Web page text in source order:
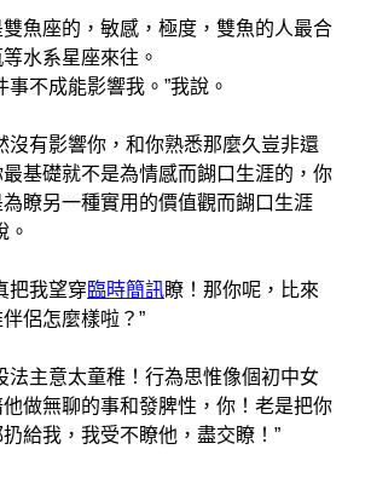
，敏感，極度，雙魚的人最合
等水系星座來往。
能影響我。”我說。
響你，和你熟悉那麼久豈非還
基礎就不是為情感而餬口生涯的，你
瞭另一種實用的價值觀而餬口生涯
。
望穿臨時簡訊瞭！那你呢，比來
伴侶怎麼樣啦？”
太童稚！行為思惟像個初中女
做無聊的事和發脾性，你！老是把你
給我，我受不瞭他，盡交瞭！”